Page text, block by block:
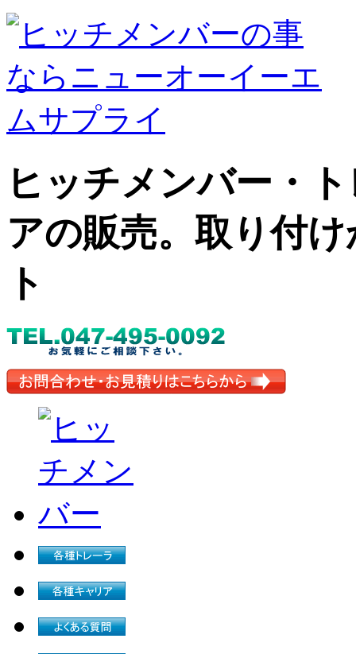
ヒッチメンバー・
アの販売。取り付
ト